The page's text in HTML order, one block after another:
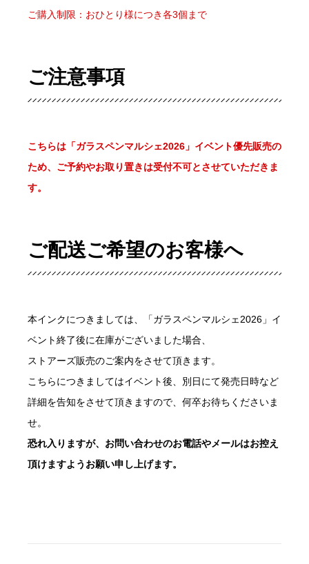
ご購入制限：おひとり様につき各3個まで
ご注意事項
こちらは「ガラスペンマルシェ2026」イベント優先販売の
ため、ご予約やお取り置きは受付不可とさせていただきま
す。
ご配送ご希望のお客様へ
本インクにつきましては、「ガラスペンマルシェ2026」イ
ベント終了後に在庫がございました場合、
ストアーズ販売のご案内をさせて頂きます。
こちらにつきましてはイベント後、別日にて発売日時など
詳細を告知をさせて頂きますので、何卒お待ちくださいま
せ。
恐れ入りますが、お問い合わせのお電話やメールはお控え
頂けますようお願い申し上げます。